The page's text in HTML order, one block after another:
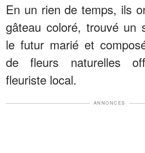
En un rien de temps, ils
gâteau coloré, trouvé un
le futur marié et
de fleurs naturelles
fleuriste local.
ANNONCES